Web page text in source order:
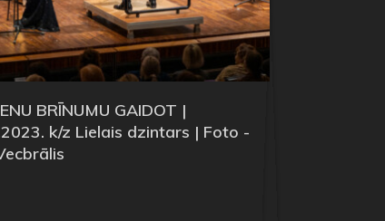
BRĪNUMU GAIDOT |
k/z Lielais dzintars | Foto -